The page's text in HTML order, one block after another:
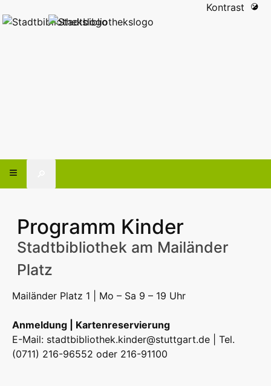
Kontrast
Programm Kinder
Stadtbibliothek am Mailänder
Platz
Mailänder Platz 1 | Mo – Sa 9 – 19 Uhr
Anmeldung | Kartenreservierung
E-Mail: stadtbibliothek.kinder@stuttgart.de | Tel.
(0711) 216-96552 oder 216-91100